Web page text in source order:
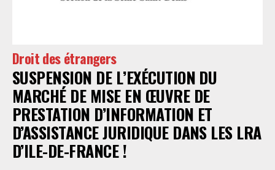
Droit des étrangers
SUSPENSION DE L’EXÉCUTION DU
MARCHÉ DE MISE EN ŒUVRE DE
PRESTATION D’INFORMATION ET
D’ASSISTANCE JURIDIQUE DANS LES LRA
D’ILE-DE-FRANCE !